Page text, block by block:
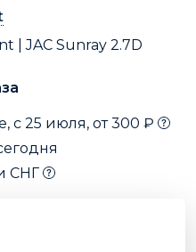
| JAC Sunray 2.7D
с 25 июля, от 300 ₽
СНГ